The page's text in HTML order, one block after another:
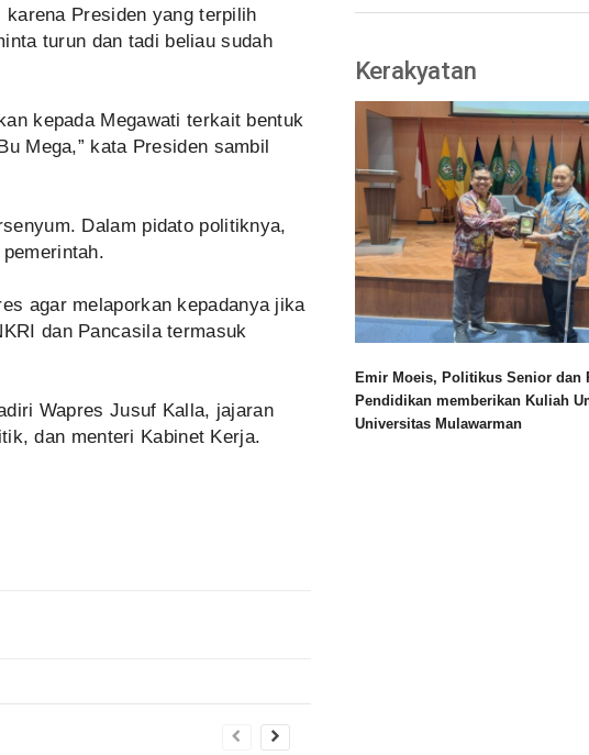
karena Presiden yang terpilih
turun dan tadi beliau sudah
kepada Megawati terkait bentuk
Mega,” kata Presiden sambil
Dalam pidato politiknya,
agar melaporkan kepadanya jika
dan Pancasila termasuk
Wapres Jusuf Kalla, jajaran
dan menteri Kabinet Kerja.
Kerakyatan
Emir Moeis, Politikus Senior dan
Pendidikan memberikan Kuliah
Universitas Mulawarman